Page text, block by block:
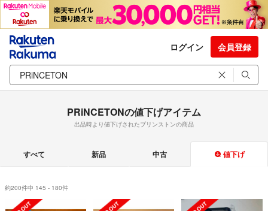
ログイン 会員登録
PRiNCETONの値下げアイテム
出品時より値下げされたプリンストンの商品
すべて 新品 中古 値下げ
約200件中 145 - 180件